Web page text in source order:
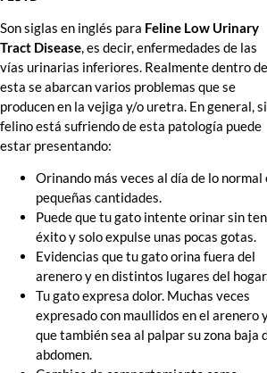
Son siglas en inglés para Feline Low Urinary
Tract Disease , es decir, enfermedades de las
vías urinarias inferiores. Realmente dentro de
esta se abarcan varios problemas que se
producen en la vejiga y/o uretra. En general,
felino está sufriendo de esta patología puede
estar presentando:
Orinando más veces al día de lo normal
pequeñas cantidades.
Puede que tu gato intente orinar sin
éxito y solo expulse unas pocas gotas.
Evidencias que tu gato orina fuera del
arenero y en distintos lugares del
Tu gato expresa dolor. Muchas veces
expresado con maullidos en el arenero
que también sea al palpar su zona baja
abdomen.